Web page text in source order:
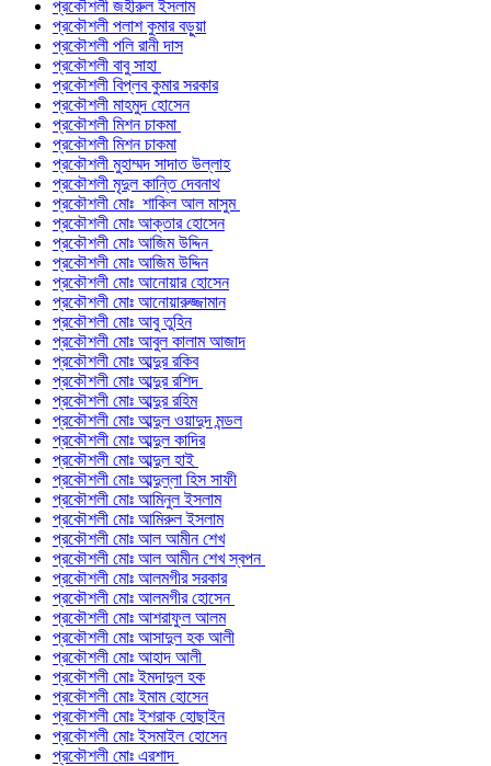
প্রকৌশলী জহীরুল ইসলাম
প্রকৌশলী পলাশ কুমার বড়ুয়া
প্রকৌশলী পলি রানী দাস
প্রকৌশলী বাবু সাহা
প্রকৌশলী বিপ্লব কুমার সরকার
প্রকৌশলী মাহমুদ হোসেন
প্রকৌশলী মিশন চাকমা
প্রকৌশলী মিশন চাকমা
প্রকৌশলী মুহাম্মদ সাদাত উল্লাহ
প্রকৌশলী মৃদুল কান্তি দেবনাথ
প্রকৌশলী মোঃ শাকিল আল মাসুম
প্রকৌশলী মোঃ আক্তার হোসেন
প্রকৌশলী মোঃ আজিম উদ্দিন
প্রকৌশলী মোঃ আজিম উদ্দিন
প্রকৌশলী মোঃ আনোয়ার হোসেন
প্রকৌশলী মোঃ আনোয়ারুজ্জামান
প্রকৌশলী মোঃ আবু তুহিন
প্রকৌশলী মোঃ আবুল কালাম আজাদ
প্রকৌশলী মোঃ আব্দুর রকিব
প্রকৌশলী মোঃ আব্দুর রশিদ
প্রকৌশলী মোঃ আব্দুর রহিম
প্রকৌশলী মোঃ আব্দুল ওয়াদুদ মন্ডল
প্রকৌশলী মোঃ আব্দুল কাদির
প্রকৌশলী মোঃ আব্দুল হাই
প্রকৌশলী মোঃ আব্দুল্লা হিস সাফী
প্রকৌশলী মোঃ আমিনুল ইসলাম
প্রকৌশলী মোঃ আমিরুল ইসলাম
প্রকৌশলী মোঃ আল আমীন শেখ
প্রকৌশলী মোঃ আল আমীন শেখ স্বপন
প্রকৌশলী মোঃ আলমগীর সরকার
প্রকৌশলী মোঃ আলমগীর হোসেন
প্রকৌশলী মোঃ আশরাফুল আলম
প্রকৌশলী মোঃ আসাদুল হক আলী
প্রকৌশলী মোঃ আহাদ আলী
প্রকৌশলী মোঃ ইমদাদুল হক
প্রকৌশলী মোঃ ইমাম হোসেন
প্রকৌশলী মোঃ ইশরাক হোছাইন
প্রকৌশলী মোঃ ইসমাইল হোসেন
প্রকৌশলী মোঃ এরশাদ